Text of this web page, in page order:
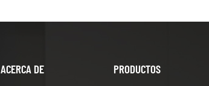
ACERCA DE PRODUCTOS